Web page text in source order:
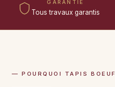
GARANTIE
Tous travaux garantis
— POURQUOI TAPIS BOEUF